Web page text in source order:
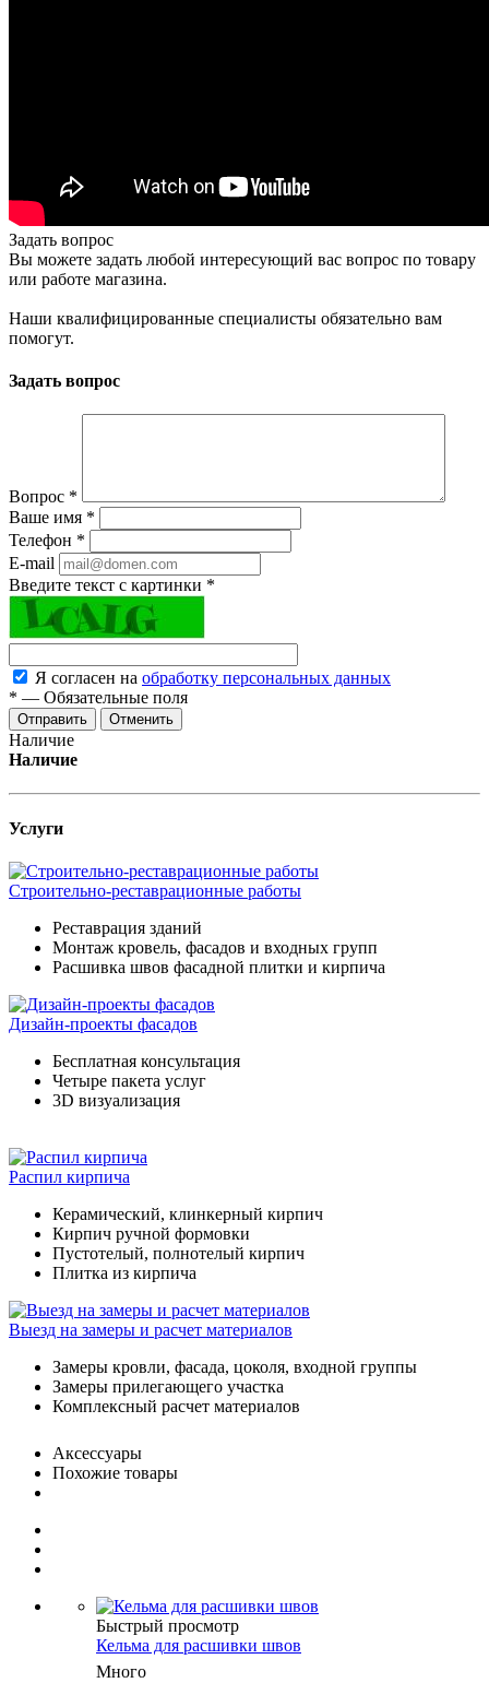
Задать вопрос
Вы можете задать любой интересующий вас вопрос по товару
или работе магазина.
Наши квалифицированные специалисты обязательно вам
помогут.
Задать вопрос
Вопрос *
Ваше имя *
Телефон *
E-mail
Введите текст с картинки *
Я согласен на обработку персональных данных
* — Обязательные поля
Отменить
Наличие
Наличие
Услуги
Строительно-реставрационные работы
Реставрация зданий
Монтаж кровель, фасадов и входных групп
Расшивка швов фасадной плитки и кирпича
Дизайн-проекты фасадов
Бесплатная консультация
Четыре пакета услуг
3D визуализация
Распил кирпича
Керамический, клинкерный кирпич
Кирпич ручной формовки
Пустотелый, полнотелый кирпич
Плитка из кирпича
Выезд на замеры и расчет материалов
Замеры кровли, фасада, цоколя, входной группы
Замеры прилегающего участка
Комплексный расчет материалов
Аксессуары
Похожие товары
Быстрый просмотр
Кельма для расшивки швов
Много